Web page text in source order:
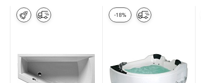
-18%